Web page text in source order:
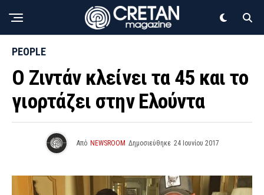
PEOPLE
Ο Ζιντάν κλείνει τα 45 και το
γιορτάζει στην Ελούντα
Από NEWSROOM Δημοσιεύθηκε 24 Ιουνίου 2017